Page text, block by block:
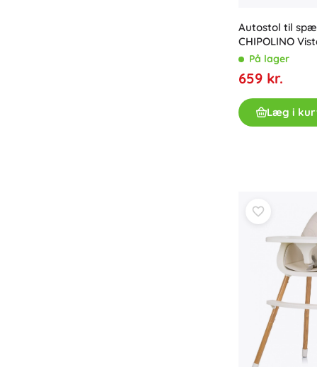
Autostol til
CHIPOLINO
cm Pink
På lager
659 kr.
Læg i